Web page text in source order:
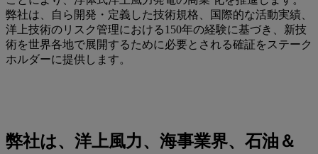
弊社は、自ら開発・定義した技術規格、国際的な活動実績、
洋上技術のリスク管理における150年の経験に基づき、新技
術を世界各地で展開するために必要とされる確証をステーク
ホルダーに提供します。
弊社は、洋上風力、海事業界、石油＆